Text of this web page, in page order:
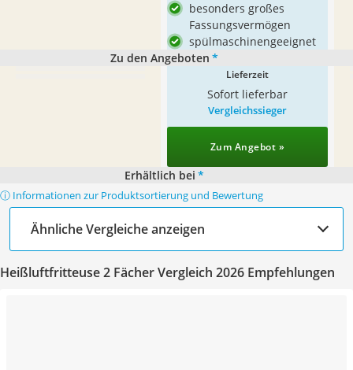
besonders großes
Fassungsvermögen
spülmaschinengeeignet
Zu den Angeboten *
Lieferzeit
Sofort lieferbar
Vergleichssieger
Zum Angebot »
Erhältlich bei *
ⓘ Informationen zur Produktsortierung und Bewertung
Ähnliche Vergleiche anzeigen
Heißluftfritteuse 2 Fächer Vergleich 2026 Empfehlungen